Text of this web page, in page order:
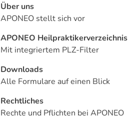
Über uns
APONEO stellt sich vor
APONEO Heilpraktikerverzeichnis
Mit integriertem PLZ-Filter
Downloads
Alle Formulare auf einen Blick
Rechtliches
Rechte und Pflichten bei APONEO